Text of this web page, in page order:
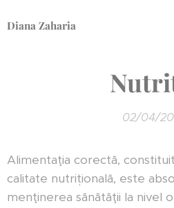
Diana Zaharia
02/04/
Alimentaţia corectă,
calitate nutrițională, este
menţinerea sănătăţii la nivel